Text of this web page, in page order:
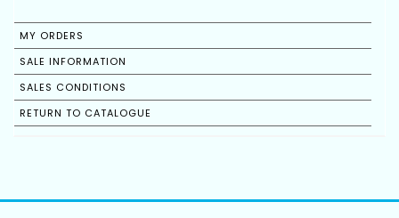
MY ORDERS
SALE INFORMATION
SALES CONDITIONS
RETURN TO CATALOGUE